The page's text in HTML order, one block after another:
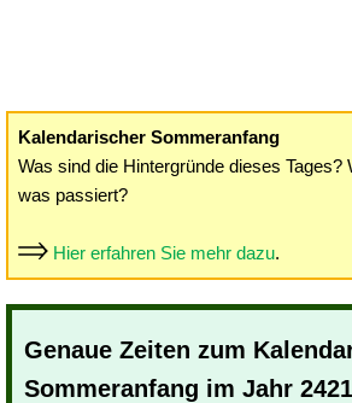
Kalendarischer Sommeranfang
Was sind die Hintergründe dieses Tages?
was passiert?
Hier erfahren Sie mehr dazu.
Genaue Zeiten zum
Sommeranfang im Jahr 2421